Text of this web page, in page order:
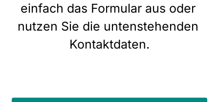
einfach das Formular aus oder
nutzen Sie die untenstehenden
Kontaktdaten.